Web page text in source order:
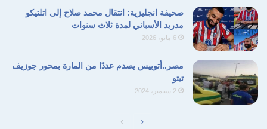
صحيفة انجليزية: انتقال محمد صلاح إلى اتلتيكو
مدريد الأسباني لمدة ثلاث سنوات
6 مايو، 2026
مصر..أتوبيس يصدم عددًا من المارة بمحور جوزيف
تيتو
2 سبتمبر، 2024
الصفحةالصفحة